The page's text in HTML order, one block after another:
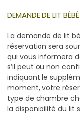
DEMANDE DE LIT
La demande de lit
réservation sera
qui vous informera
s’il peut ou non
indiquant le
moment, votre
type de chambre
la disponibilité du lit